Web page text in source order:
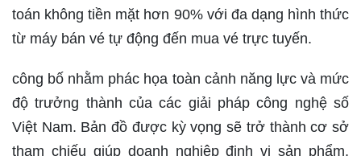
toán không tiền mặt hơn 90% với đa dạng hình thức
từ máy bán vé tự động đến mua vé trực tuyến.
công bố nhằm phác họa toàn cảnh năng lực và mức
độ trưởng thành của các giải pháp công nghệ số
Việt Nam. Bản đồ được kỳ vọng sẽ trở thành cơ sở
tham chiếu giúp doanh nghiệp định vị sản phẩm,